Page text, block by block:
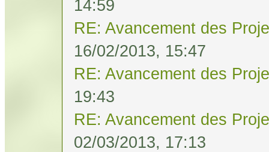
14:59
RE: Avancement des
16/02/2013, 15:47
RE: Avancement des
19:43
RE: Avancement des
02/03/2013, 17:13